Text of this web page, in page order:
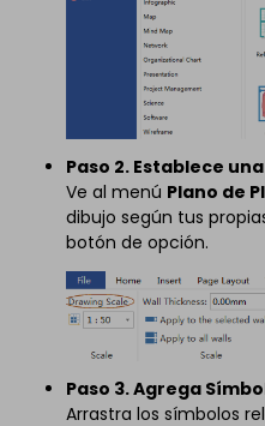
Paso 2. Establece
Ve al menú Plano de
dibujo según tus
botón de opción.
Paso 3. Agrega
Arrastra los símbolos